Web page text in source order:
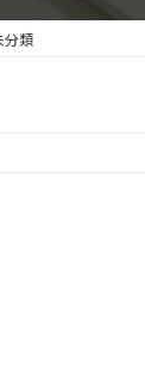
分類